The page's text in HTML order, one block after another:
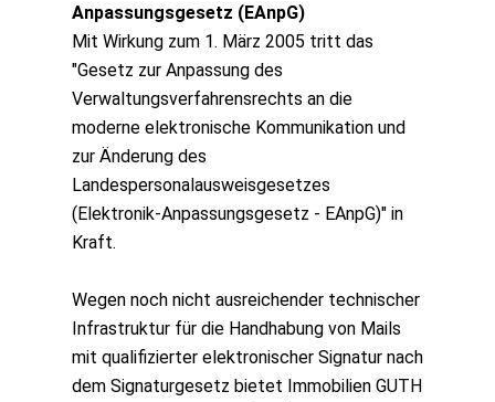
Anpassungsgesetz (EAnpG)
Mit Wirkung zum 1. März 2005 tritt das
"Gesetz zur Anpassung des
Verwaltungsverfahrensrechts an die
moderne elektronische Kommunikation und
zur Änderung des
Landespersonalausweisgesetzes
(Elektronik-Anpassungsgesetz - EAnpG)" in
Kraft.
Wegen noch nicht ausreichender technischer
Infrastruktur für die Handhabung von Mails
mit qualifizierter elektronischer Signatur nach
dem Signaturgesetz bietet Immobilien GUTH